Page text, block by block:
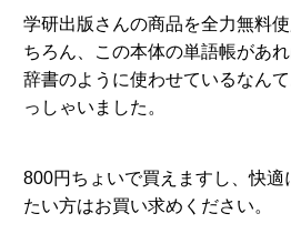
学研出版さんの商品を全力無料
ちろん、この本体の単語帳があ
辞書のように使わせているなん
っしゃいました。
800円ちょいで買えますし、快適
たい方はお買い求めください。